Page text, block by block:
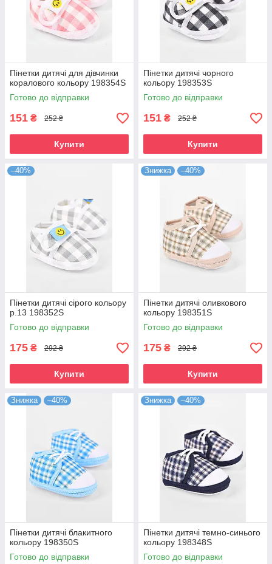
Пінетки дитячі для дівчинки
коралового кольору 198354S
Готово до відправки
151 ₴ 252 ₴
Купити
Пінетки дитячі чорного
кольору 198353S
Готово до відправки
151 ₴ 252 ₴
Купити
–40%
Пінетки дитячі сірого кольору
р.13 198352S
Готово до відправки
175 ₴ 292 ₴
Купити
Знижка –40%
Пінетки дитячі оливкового
кольору 198351S
Готово до відправки
175 ₴ 292 ₴
Купити
Знижка –40%
Пінетки дитячі блакитного
кольору 198350S
Готово до відправки
Знижка –40%
Пінетки дитячі темно-синього
кольору 198348S
Готово до відправки